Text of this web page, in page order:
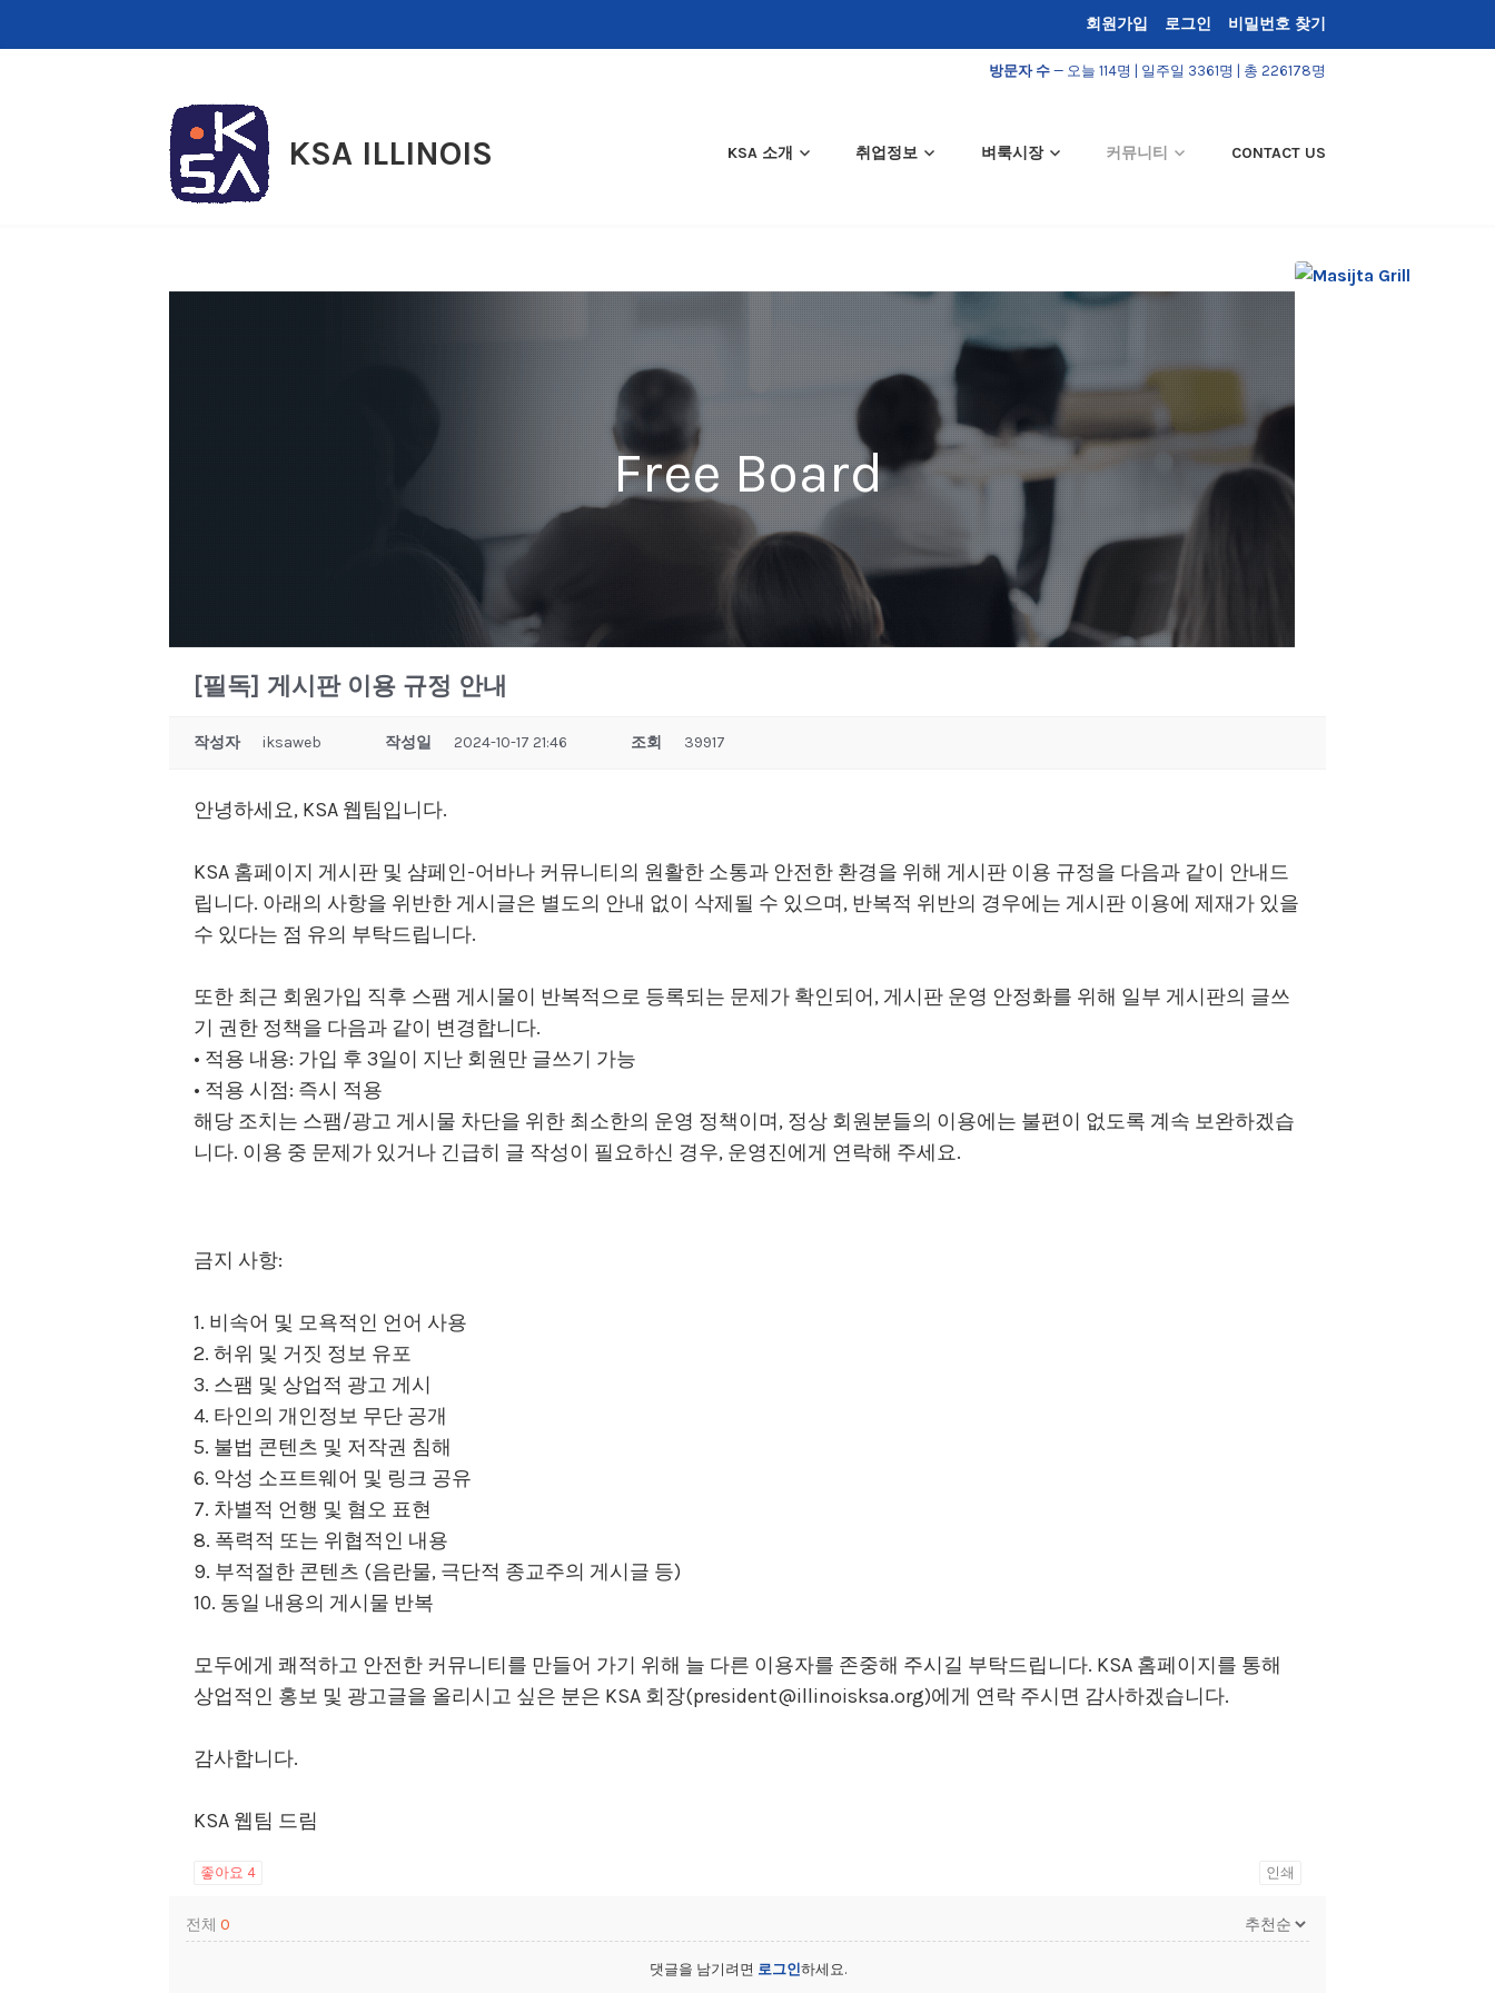
회원가입 로그인 비밀번호 찾기
방문자 수 — 오늘 114명 | 일주일 3361명 | 총 226178명
KSA ILLINOIS KSA 소개 취업정보 벼룩시장 커뮤니티 CONTACT US
Free Board
[필독] 게시판 이용 규정 안내
작성자 iksaweb 작성일 2024-10-17 21:46 조회 39917
안녕하세요, KSA 웹팀입니다.
KSA 홈페이지 게시판 및 샴페인-어바나 커뮤니티의 원활한 소통과 안전한 환경을 위해 게시판 이용 규정을 다음과 같이 안내드
립니다. 아래의 사항을 위반한 게시글은 별도의 안내 없이 삭제될 수 있으며, 반복적 위반의 경우에는 게시판 이용에 제재가 있을
수 있다는 점 유의 부탁드립니다.
또한 최근 회원가입 직후 스팸 게시물이 반복적으로 등록되는 문제가 확인되어, 게시판 운영 안정화를 위해 일부 게시판의 글쓰
기 권한 정책을 다음과 같이 변경합니다.
• 적용 내용: 가입 후 3일이 지난 회원만 글쓰기 가능
• 적용 시점: 즉시 적용
해당 조치는 스팸/광고 게시물 차단을 위한 최소한의 운영 정책이며, 정상 회원분들의 이용에는 불편이 없도록 계속 보완하겠습
니다. 이용 중 문제가 있거나 긴급히 글 작성이 필요하신 경우, 운영진에게 연락해 주세요.
금지 사항:
1. 비속어 및 모욕적인 언어 사용
2. 허위 및 거짓 정보 유포
3. 스팸 및 상업적 광고 게시
4. 타인의 개인정보 무단 공개
5. 불법 콘텐츠 및 저작권 침해
6. 악성 소프트웨어 및 링크 공유
7. 차별적 언행 및 혐오 표현
8. 폭력적 또는 위협적인 내용
9. 부적절한 콘텐츠 (음란물, 극단적 종교주의 게시글 등)
10. 동일 내용의 게시물 반복
모두에게 쾌적하고 안전한 커뮤니티를 만들어 가기 위해 늘 다른 이용자를 존중해 주시길 부탁드립니다. KSA 홈페이지를 통해
상업적인 홍보 및 광고글을 올리시고 싶은 분은 KSA 회장(president@illinoisksa.org)에게 연락 주시면 감사하겠습니다.
감사합니다.
KSA 웹팀 드림
좋아요 4 인쇄
전체 0
댓글을 남기려면 로그인하세요.